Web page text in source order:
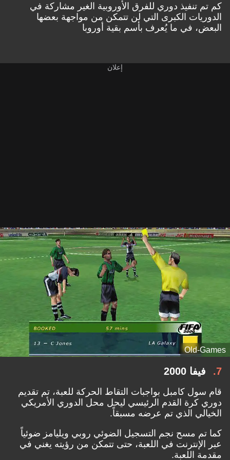
كم تم تنفيذ دوري للفرق الأوروبية الغير مشاركة في
الدوريات الكبرى التي لن تتمكن من مواجهة بعضها
البعض، في ما يُعرف بأسم بقية أوروبا
Old-Games
7 فيفا 2000
قام سول كامبل بواجبات التقاط الحركة للعبة، تم تقديم
دوري كرة القدم الرئيسي ليحل محل الدوري الأمريكي
الخيالي الذي تم عرضه مسبقاً.
كما تم مسح نجم التسجيل الضوئي روبي ويليامز ضوئياً
عبر الإنترنت في اللعبة، حتى تتمكن من رؤيته يغني في
مقدمة اللعبة.